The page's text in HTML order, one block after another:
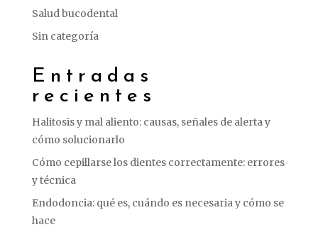
Salud bucodental
Sin categoría
Entradas
recientes
Halitosis y mal aliento: causas, señales de alerta y
cómo solucionarlo
Cómo cepillarse los dientes correctamente: errores
y técnica
Endodoncia: qué es, cuándo es necesaria y cómo se
hace